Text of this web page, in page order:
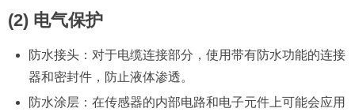
(2) 电气保护
防水接头：对于电缆连接部分，使用带有防水功能的连接
器和密封件，防止液体渗透。
防水涂层：在传感器的内部电路和电子元件上可能会应用